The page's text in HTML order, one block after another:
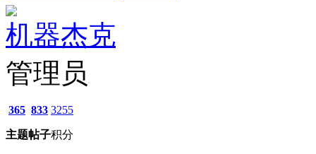
机器杰克
管理员
365
主题
833
帖子
3255
积分